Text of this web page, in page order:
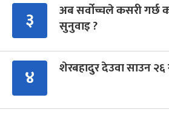
३
अब सर्वोच्चले कसरी गर्छ
सुनुवाइ ?
४ शेरबहादुर देउवा साउन